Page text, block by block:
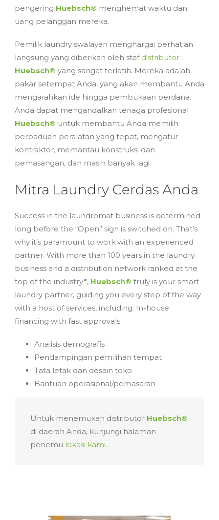
pengering Huebsch® menghemat waktu dan
uang pelanggan mereka.
Pemilik laundry swalayan menghargai perhatian
langsung yang diberikan oleh staf distributor
Huebsch® yang sangat terlatih. Mereka adalah
pakar setempat Anda, yang akan membantu Anda
mengarahkan ide hingga pembukaan perdana.
Anda dapat mengandalkan tenaga profesional
Huebsch® untuk membantu Anda memilih
perpaduan peralatan yang tepat, mengatur
kontraktor, memantau konstruksi dan
pemasangan, dan masih banyak lagi.
Mitra Laundry Cerdas Anda
Success in the laundromat business is determined
long before the “Open” sign is switched on. That’s
why it’s paramount to work with an experienced
partner. With more than 100 years in the laundry
business and a distribution network ranked at the
top of the industry*, Huebsch® truly is your smart
laundry partner, guiding you every step of the way
with a host of services, including: In-house
financing with fast approvals
Analisis demografis
Pendampingan pemilihan tempat
Tata letak dan desain toko
Bantuan operasional/pemasaran
Untuk menemukan distributor Huebsch®
di daerah Anda, kunjungi halaman
penemu lokasi kami.